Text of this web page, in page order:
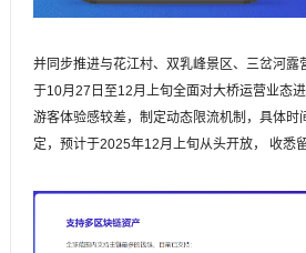
并同步推进与花江村、双乳峰景区、三岔河露
于10月27日至12月上旬全面对大桥运营业态
游客体验感较差，制定动态限流机制，具体时
定，预计于2025年12月上旬从头开放， 收悉留